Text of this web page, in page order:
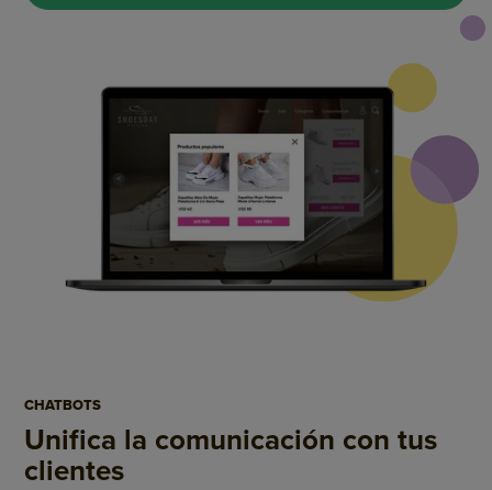
CHATBOTS
Unifica la comunicación con tus
clientes